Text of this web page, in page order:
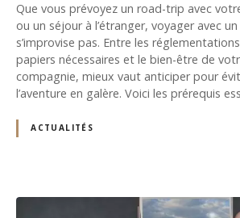
Que vous prévoyez un road-trip avec
ou un séjour à l’étranger, voyager avec un
s’improvise pas. Entre les
papiers nécessaires et le bien-être de
compagnie, mieux vaut anticiper pour
l’aventure en galère. Voici les prérequis
ACTUALITÉS